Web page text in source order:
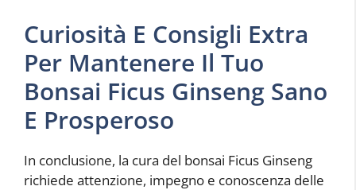
Curiosità E Consigli Extra
Per Mantenere Il Tuo
Bonsai Ficus Ginseng Sano
E Prosperoso
In conclusione, la cura del bonsai Ficus Ginseng
richiede attenzione, impegno e conoscenza delle